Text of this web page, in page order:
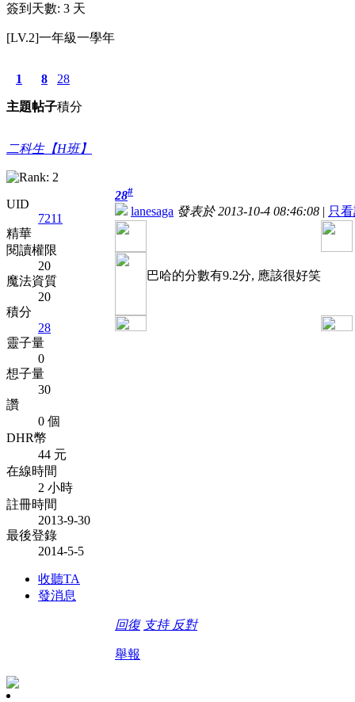
簽到天數: 3 天
[LV.2]一年級一學年
1
主題
8
帖子
28
積分
二科生【H班】
UID
7211
精華
閱讀權限
20
魔法資質
20
積分
28
靈子量
0
想子量
30
讚
0 個
DHR幣
44 元
在線時間
2 小時
註冊時間
2013-9-30
最後登錄
2014-5-5
收聽TA
發消息
28#
lanesaga 發表於 2013-10-4 08:46:08 | 只
巴哈的分數有9.2分, 應該很好笑
回復 支持 反對
舉報